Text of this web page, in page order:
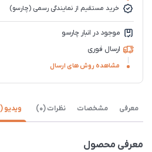
خرید مستقیم از نمایندگی رسمی (چارسو)
موجود در انبار چارسو
ارسال فوری
مشاهده روش های ارسال
معرفی مشخصات نظرات (0) ویدیو (7)
معرفی محصول